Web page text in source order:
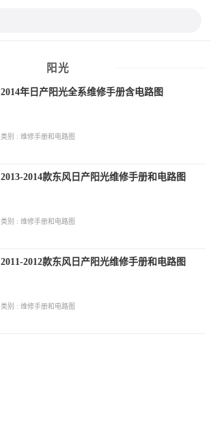
阳光
2014年日产阳光全系维修手册含电路图
类别 : 维修手册和电路图
2013-2014款东风日产阳光维修手册和电路图
类别 : 维修手册和电路图
2011-2012款东风日产阳光维修手册和电路图
类别 : 维修手册和电路图